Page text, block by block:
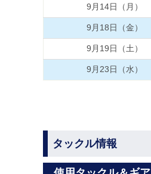
9月14日（月）
9月18日（金）
9月19日（土）
9月23日（水）
タックル情報